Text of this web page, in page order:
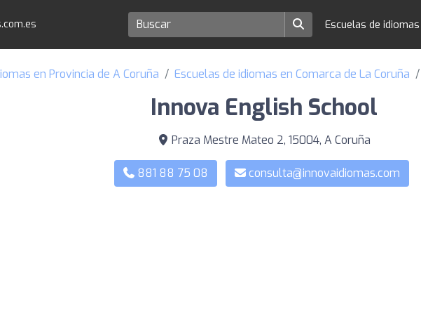
Escuelas de idiomas
en Provincia de A Coruña Escuelas de idiomas en Comarca de La Coruña
Innova English School
Praza Mestre Mateo 2, 15004, A Coruña
881 88 75 08 consulta@innovaidiomas.com